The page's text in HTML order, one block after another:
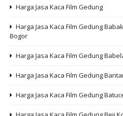
Harga Jasa Kaca Film Gedung
Harga Jasa Kaca Film Gedung
Bogor
Harga Jasa Kaca Film Gedung
Harga Jasa Kaca Film Gedung
Harga Jasa Kaca Film Gedung